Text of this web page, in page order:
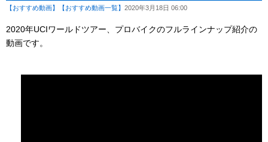
【おすすめ動画】 【おすすめ動画一覧】 2020年3月18日 06:00
2020年UCIワールドツアー、プロバイクのフルラインナップ紹介の
動画です。